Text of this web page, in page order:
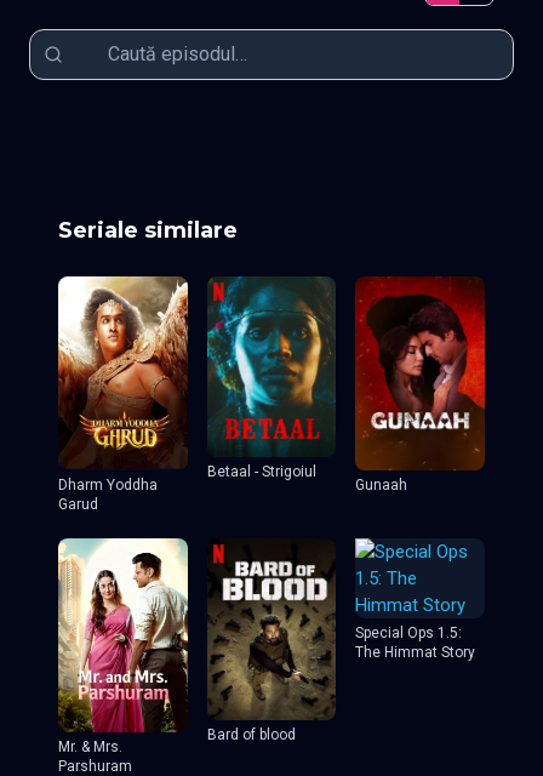
Seriale similare
Dharm Yoddha
Garud
Betaal - Strigoiul
Gunaah
Mr. & Mrs.
Parshuram
Bard of blood
Special Ops 1.5:
The Himmat Story